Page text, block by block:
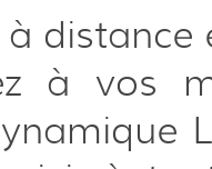
distance
à vos